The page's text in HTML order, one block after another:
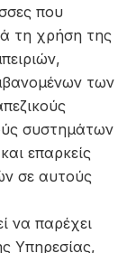
που
τη χρήση της
των
συστημάτων
επαρκείς
σε αυτούς
να παρέχει
Υπηρεσίας,